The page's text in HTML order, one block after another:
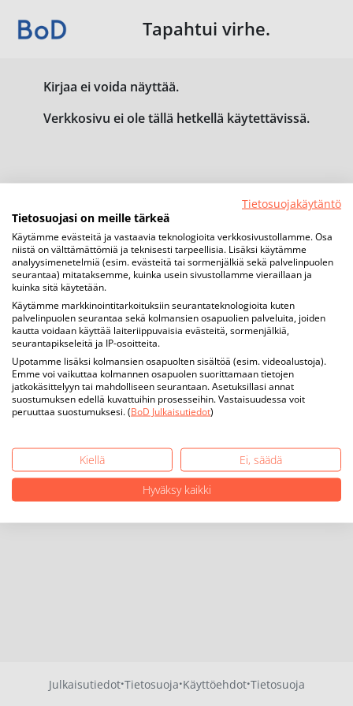
Tapahtui virhe.
Kirjaa ei voida näyttää.
Verkkosivu ei ole tällä hetkellä käytettävissä.
Julkaisutiedot·Tietosuoja·Käyttöehdot·Tietosuoja
Tietosuojakäytäntö
Tietosuojasi on meille tärkeä
Käytämme evästeitä ja vastaavia teknologioita verkkosivustollamme. Osa
niistä on välttämättömiä ja teknisesti tarpeellisia. Lisäksi käytämme
analyysimenetelmiä (esim. evästeitä tai sormenjälkiä sekä palvelinpuolen
seurantaa) mitataksemme, kuinka usein sivustollamme vieraillaan ja
kuinka sitä käytetään.
Käytämme markkinointitarkoituksiin seurantateknologioita kuten
palvelinpuolen seurantaa sekä kolmansien osapuolien palveluita, joiden
kautta voidaan käyttää laiteriippuvaisia evästeitä, sormenjälkiä,
seurantapikseleitä ja IP-osoitteita.
Upotamme lisäksi kolmansien osapuolten sisältöä (esim. videoalustoja).
Emme voi vaikuttaa kolmannen osapuolen suorittamaan tietojen
jatkokäsittelyyn tai mahdolliseen seurantaan. Asetuksillasi annat
suostumuksen edellä kuvattuihin prosesseihin. Vastaisuudessa voit
peruuttaa suostumuksesi. (BoD Julkaisutiedot)
Kiellä
Ei, säädä
Hyväksy kaikki